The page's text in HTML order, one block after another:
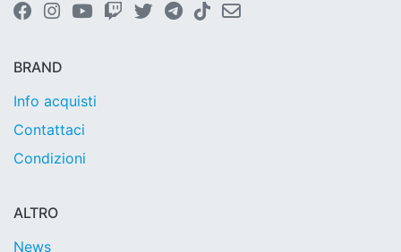
BRAND
Info acquisti
Contattaci
Condizioni
ALTRO
News